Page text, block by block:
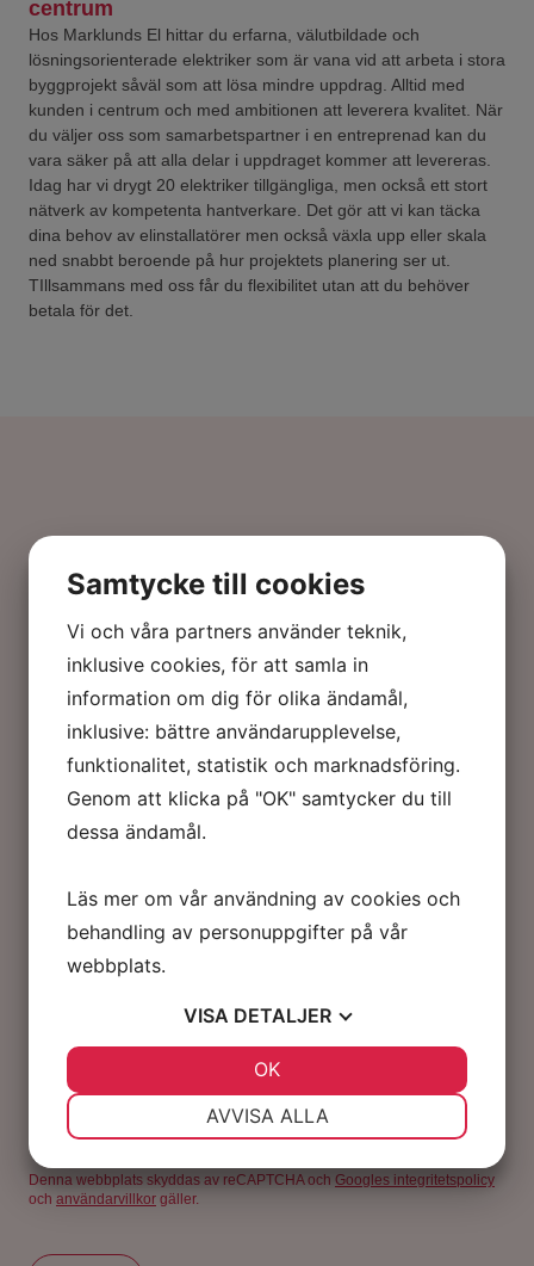
centrum
Hos Marklunds El hittar du erfarna, välutbildade och
lösningsorienterade elektriker som är vana vid att arbeta i stora
byggprojekt såväl som att lösa mindre uppdrag. Alltid med
kunden i centrum och med ambitionen att leverera kvalitet. När
du väljer oss som samarbetspartner i en entreprenad kan du
vara säker på att alla delar i uppdraget kommer att levereras.
Idag har vi drygt 20 elektriker tillgängliga, men också ett stort
nätverk av kompetenta hantverkare. Det gör att vi kan täcka
dina behov av elinstallatörer men också växla upp eller skala
ned snabbt beroende på hur projektets planering ser ut.
TIllsammans med oss får du flexibilitet utan att du behöver
betala för det.
Få kostnadsfri offert
elinstallation och elarbeten vid byggprojekt? Hos oss hittar du
både rutin, kunnighet och engagemang. Skicka en förfrågan
063-77 82 50
info@marklunds.se .
Denna webbplats skyddas av reCAPTCHA och Googles integritetspolicy
och användarvillkor gäller.
Samtycke till cookies
Vi och våra partners använder teknik,
inklusive cookies, för att samla in
information om dig för olika ändamål,
inklusive: bättre användarupplevelse,
funktionalitet, statistik och marknadsföring.
Genom att klicka på "OK" samtycker du till
dessa ändamål.
Läs mer om vår användning av cookies och
behandling av personuppgifter på vår
webbplats.
VISA DETALJER
MARKNADSFÖRING STATISTIK
AVVISA ALLA
OK